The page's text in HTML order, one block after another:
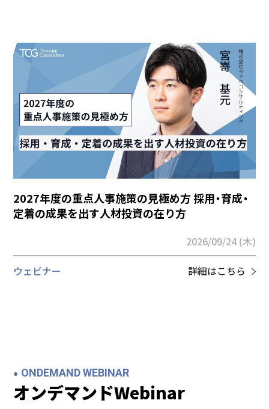
2027年度の重点人事施策の見極め方 採用・育成・
定着の成果を出す人材投資の在り方
2026/09/24 (木)
ウェビナー 詳細はこちら
ONDEMAND WEBINAR
オンデマンドWebinar